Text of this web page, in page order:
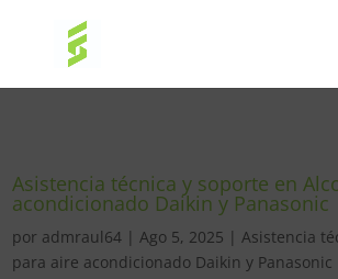
Asistencia técnica y soporte en
acondicionado Daikin y Panasonic
por admraul64 |Ago 5, 2025 |Asistencia
para aire acondicionado Daikin y Panasonic